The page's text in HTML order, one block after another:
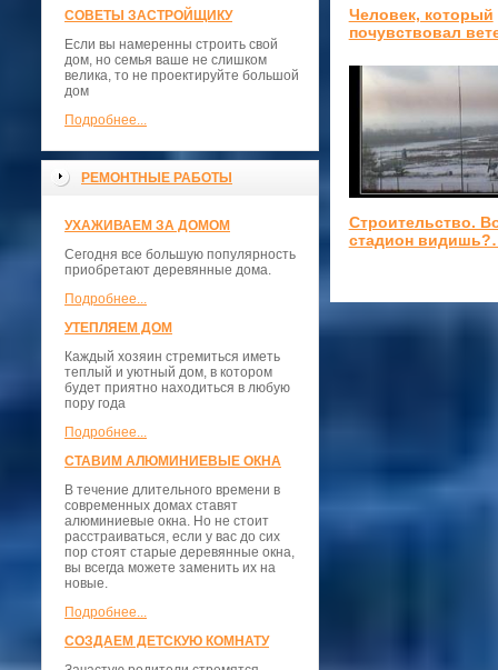
СОВЕТЫ ЗАСТРОЙЩИКУ
Если вы намеренны строить свой
дом, но семья ваше не слишком
велика, то не проектируйте большой
дом
Подробнее...
РЕМОНТНЫЕ РАБОТЫ
УХАЖИВАЕМ ЗА ДОМОМ
Сегодня все большую популярность
приобретают деревянные дома.
Подробнее...
УТЕПЛЯЕМ ДОМ
Каждый хозяин стремиться иметь
теплый и уютный дом, в котором
будет приятно находиться в любую
пору года
Подробнее...
СТАВИМ АЛЮМИНИЕВЫЕ ОКНА
В течение длительного времени в
современных домах ставят
алюминиевые окна. Но не стоит
расстраиваться, если у вас до сих
пор стоят старые деревянные окна,
вы всегда можете заменить их на
новые.
Подробнее...
СОЗДАЕМ ДЕТСКУЮ КОМНАТУ
Человек, который
почувствовал
Строительство.
стадион